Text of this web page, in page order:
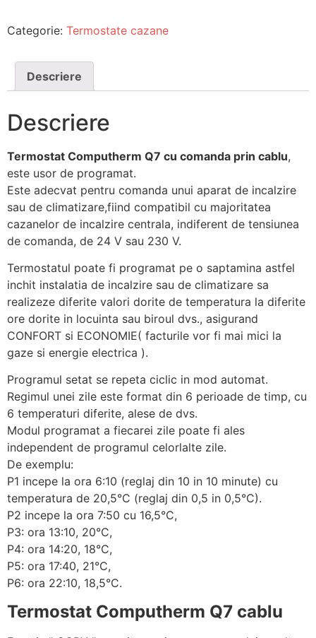
Categorie: Termostate cazane
Descriere
Descriere
Termostat Computherm Q7 cu comanda prin cablu,
este usor de programat.
Este adecvat pentru comanda unui aparat de incalzire
sau de climatizare,fiind compatibil cu majoritatea
cazanelor de incalzire centrala, indiferent de tensiunea
de comanda, de 24 V sau 230 V.
Termostatul poate fi programat pe o saptamina astfel
inchit instalatia de incalzire sau de climatizare sa
realizeze diferite valori dorite de temperatura la diferite
ore dorite in locuinta sau biroul dvs., asigurand
CONFORT si ECONOMIE( facturile vor fi mai mici la
gaze si energie electrica ).
Programul setat se repeta ciclic in mod automat.
Regimul unei zile este format din 6 perioade de timp, cu
6 temperaturi diferite, alese de dvs.
Modul programat a fiecarei zile poate fi ales
independent de programul celorlalte zile.
De exemplu:
P1 incepe la ora 6:10 (reglaj din 10 in 10 minute) cu
temperatura de 20,5°C (reglaj din 0,5 in 0,5°C).
P2 incepe la ora 7:50 cu 16,5°C,
P3: ora 13:10, 20°C,
P4: ora 14:20, 18°C,
P5: ora 17:40, 21°C,
P6: ora 22:10, 18,5°C.
Termostat Computherm Q7 cablu